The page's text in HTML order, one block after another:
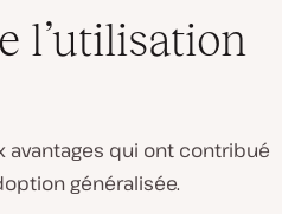
l’utilisation
qui ont contribué
généralisée.